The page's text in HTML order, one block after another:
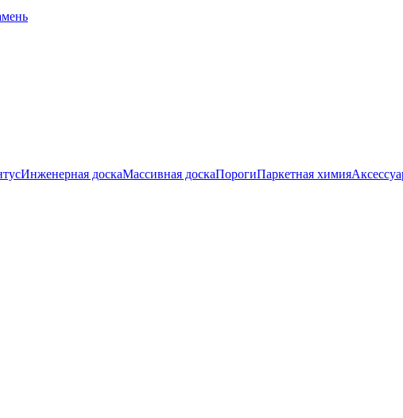
Инженерная доскаМассивная доскаПорогиПаркетная химия